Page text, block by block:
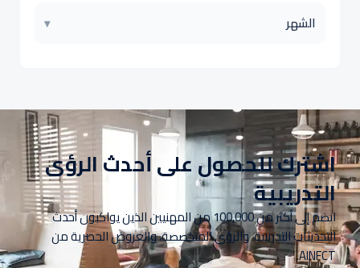
الشهر ▾
اشترك للحصول على أحدث الرؤى
التدريبية
انضم إلى أكثر من 100,000 من المهنيين الذين يواكبون أحدث
التحديثات التدريبية، والرؤى المتخصصة، والعروض الحصرية من
AINFCT.